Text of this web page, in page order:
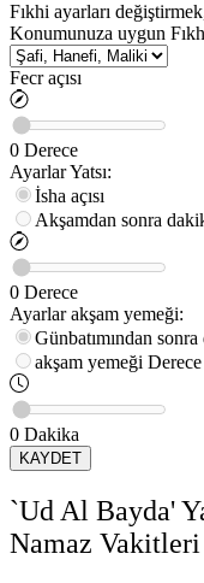
Fıkhi ayarları
Konumunuza uygun
Fecr açısı
0 Derece
AyarlarYatsı:
İsha açısı
Akşamdan sonra
0 Derece
Ayarlar akşam yemeği:
Günbatımından
akşam yemeği Derece
0 Dakika
KAYDET
`Ud Al Bayda'
Namaz Vakitleri